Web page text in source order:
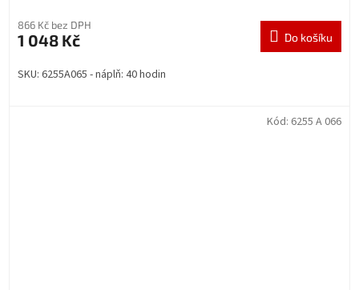
866 Kč bez DPH
1 048 Kč Do košíku
SKU: 6255A065 - náplň: 40 hodin
Kód: 6255 A 066